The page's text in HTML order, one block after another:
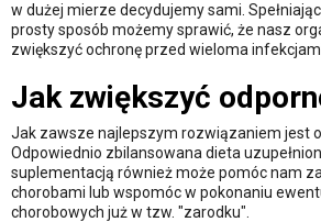
w dużej mierze decydujemy sami.
prosty sposób możemy sprawić, że nasz
zwiększyć ochronę przed wieloma
Jak zwiększyć
Jak zawsze najlepszym rozwiązaniem jest
Odpowiednio zbilansowana dieta
suplementacją również może pomóc nam
chorobami lub wspomóc w pokonaniu
chorobowych już w tzw. "zarodku".